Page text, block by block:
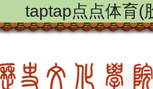
taptap点点体育(